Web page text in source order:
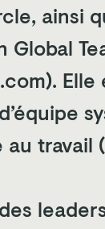
ainsi
Global
travail